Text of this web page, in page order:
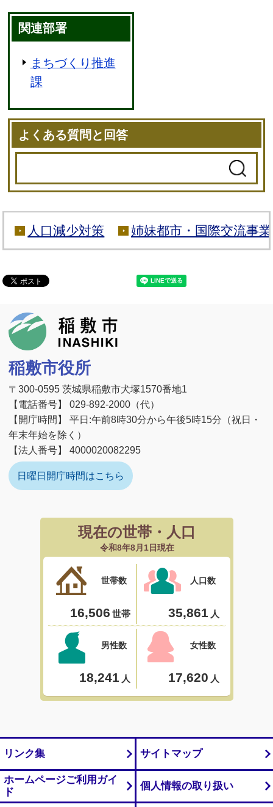
関連部署
まちづくり推進
課
よくある質問と回答
人口減少対策 姉妹都市・国際交流事業
稲敷市役所
〒300-0595 茨城県稲敷市犬塚1570番地1
【電話番号】 029-892-2000（代）
【開庁時間】 平日:午前8時30分から午後5時15分（祝日・
年末年始を除く）
【法人番号】 4000020082295
日曜日開庁時間はこちら
リンク集 サイトマップ
ホームページご利用ガイ
ド
個人情報の取り扱い